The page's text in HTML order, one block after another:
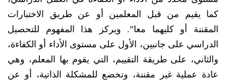
كما يقيم من قبل المعلمين أو عن طريق الاختبارات
المقننة أو كليهما معا”. ويركز هذا المفهوم للتحصيل
الدراسي على جانبين، الأول على مستوى الأداء أو الكفاءة،
والثاني، على طريقة التقييم، التي يقوم بها المعلم، وهي
عادة عملية غير مقننة، وتخضع للمشكلة الذاتية، أو عن